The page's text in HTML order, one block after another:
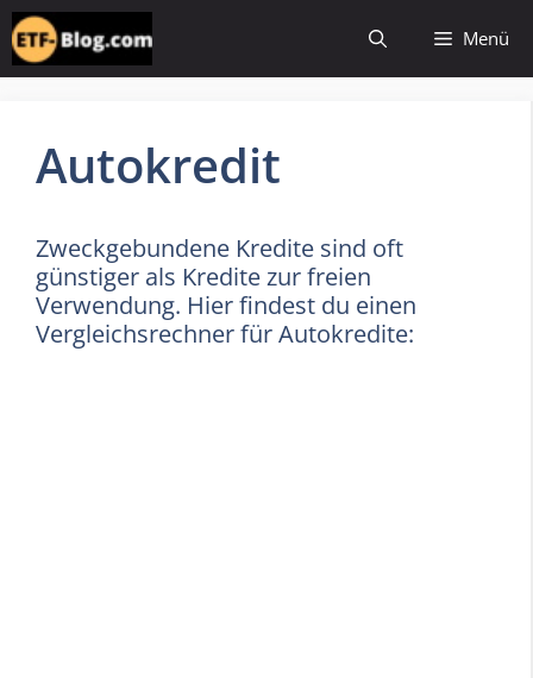
Zum
Inhalt
springen
Menü
Autokredit
Zweckgebundene Kredite sind oft
günstiger als Kredite zur freien
Verwendung. Hier findest du einen
Vergleichsrechner für Autokredite: